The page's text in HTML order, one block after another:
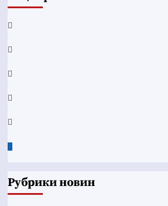
Facebook
YouTube
Telegram
Instagram
Twitter
Google
Рубрики новин